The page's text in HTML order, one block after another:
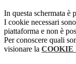
In questa schermata è
I cookie necessari
piattaforma e non è
Per conoscere quali
visionare la COOKIE